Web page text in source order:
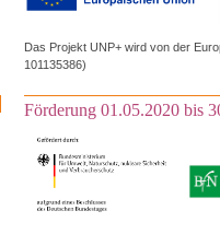
Das Projekt UNP+ wird von der
101135386)
Förderung 01.05.2020 bis